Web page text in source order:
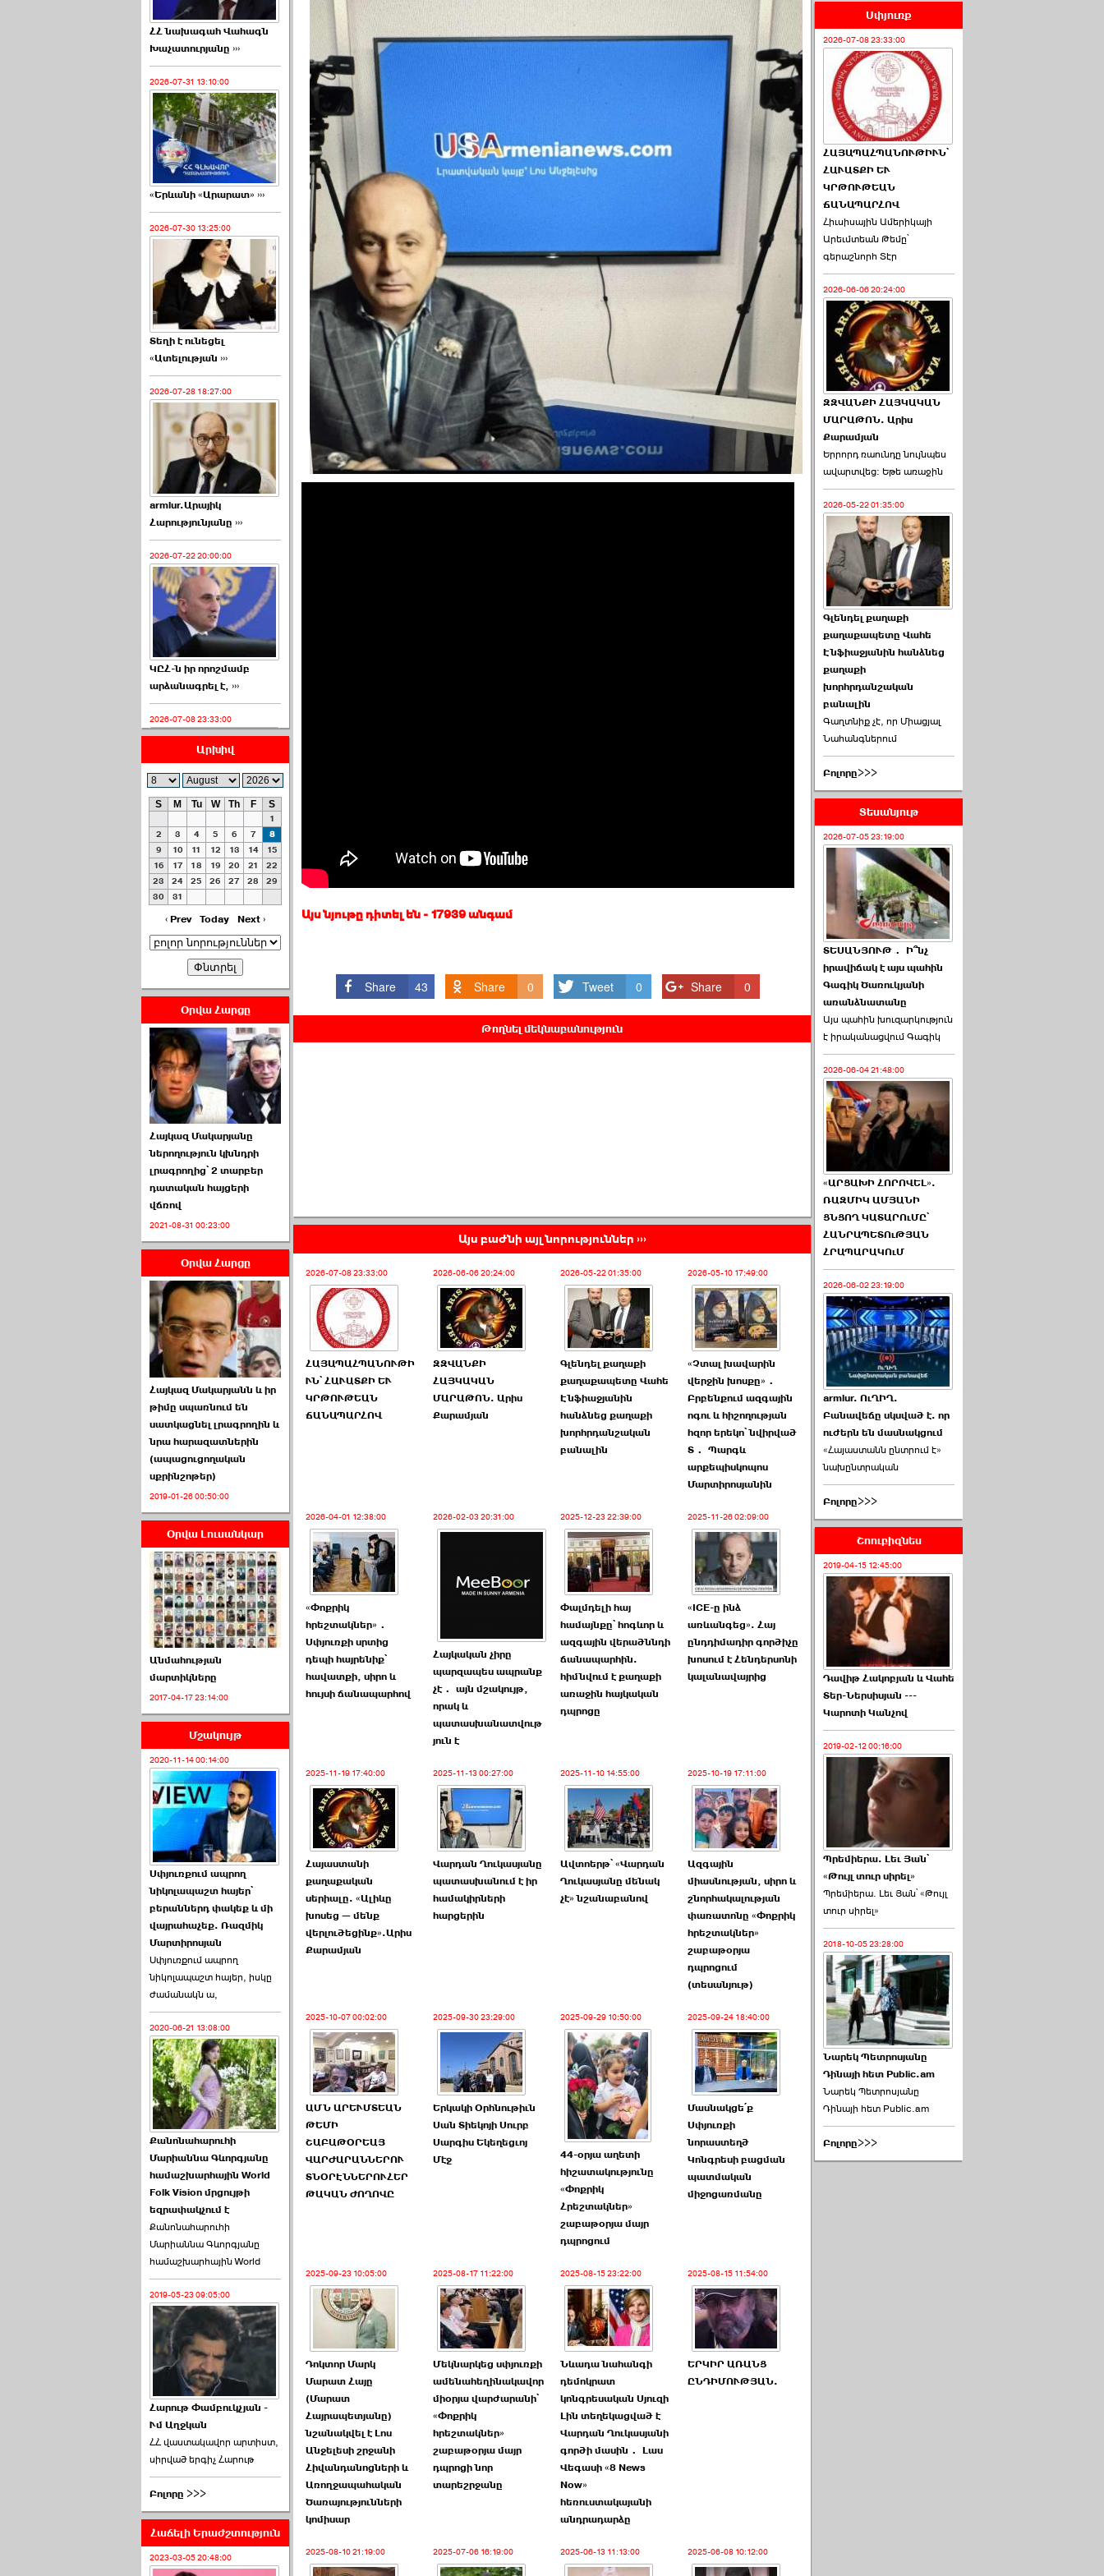
ՀՀ նախագահ Վահագն
Խաչատուրյանը ›››
2026-07-31 13:10:00
«Երևանի «Արարատ» ›››
2026-07-30 13:25:00
Տեղի է ունեցել
«Ատելության ›››
2026-07-28 18:27:00
armlur.Արայիկ
Հարությունյանը ›››
2026-07-22 20:00:00
ԿԸՀ-ն իր որոշմամբ
արձանագրել է, ›››
2026-07-08 23:33:00
ՀԱՅԱՊԱՀՊԱՆՈՒԹԻՒՆ՝
ՀԱՒԱՏՔԻ ԵՒ
ԿՐԹՈՒԹԵԱՆ
ՃԱՆԱՊԱՐՀՈՎ ›››
2026-07-06 06:50:00
Ամենաշատը էսօրվանից
էի վախենում.Նիկոլայ
Եղիազարյան ›››
2026-07-05 23:19:00
ՏԵՍԱՆՅՈՒԹ․ Ի՞նչ
իրավիճակ է այս ›››
2026-07-04 10:40:00
Սահմանադրական
դատարանը մերժեց ›››
2026-07-02 00:39:00
ՈՒՂԻՂ․ ԱԺ-ն
Կառավարության ›››
2026-07-01 00:52:00
ՍԴ-ն հուլիսի 1-ին
կհեռանա ›››
2026-07-01 00:08:00
Աննա Վարդապետյանն
ուղերձ է հղել ›››
2026-06-25 23:21:00
Պաշտոնակռիվը սկսված
է. «Հրապարակ» ›››
2026-06-25 17:13:00
ԱԺ նախագահի
թեկնածու է ընտրվել
Ռուբեն Ռուբինյանը ›››
2026-06-23 21:28:00
«Ժողովուրդ»-ը
հերթական ›››
2026-06-21 23:00:00
armlur.ՔՊ-ի ներսում
սպասում են ›››
Արխիվ
S M Tu W Th F S
1
2
3 4 5 6 7
8
9
10 11 12 13 14
15
16
17 18 19 20 21
22
23
24 25 26 27 28
29
30
31
‹ Prev Today Next ›
Օրվա Հարցը
Հայկազ Մակարյանը
ներողություն կխնդրի
լրագրողից՝ 2 տարբեր
դատական հայցերի
վճռով
2021-08-31 00:23:00
Օրվա Հարցը
Հայկազ Մակարյանն և իր
թիմը սպառնում են
սատկացնել լրագրողին և
նրա հարազատներին
(ապացուցողական
սքրինշոթեր)
2019-01-26 00:50:00
Օրվա Լուսանկար
Անմահության
մարտիկները
2017-04-17 23:14:00
Մշակույթ
2020-11-14 00:14:00
Սփյուռքում ապրող
նիկոլապաշտ հայեր՝
բերաններդ փակեք և մի
վայրահաչեք. Ռազմիկ
Մարտիրոսյան
Սփյուռքում ապրող
նիկոլապաշտ հայեր, իսկը
ժամանակն ա,
2020-06-21 13:08:00
Քանոնահարուհի
Մարիաննա Գևորգյանը
համաշխարհային World
Folk Vision մրցույթի
եզրափակչում է
Քանոնահարուհի
Մարիաննա Գևորգյանը
համաշխարհային World
2019-05-23 09:05:00
Հարութ Փամբուկչյան -
Ւմ Աղջկան
ՀՀ վաստակավոր արտիստ,
սիրված երգիչ Հարութ
Բոլորը >>>
Հաճելի Երաժշտություն
2023-03-05 20:48:00
Այս նյութը դիտել են - 17939 անգամ
Share 43 Share 0 Tweet 0 Share 0
Թողնել մեկնաբանություն
Այս բաժնի այլ նորություններ ›››
2026-07-08 23:33:00
ՀԱՅԱՊԱՀՊԱՆՈՒԹԻ
ՒՆ՝ ՀԱՒԱՏՔԻ ԵՒ
ԿՐԹՈՒԹԵԱՆ
ՃԱՆԱՊԱՐՀՈՎ
2026-06-06 20:24:00
ԶԶՎԱՆՔԻ
ՀԱՅԿԱԿԱՆ
ՄԱՐԱԹՈՆ. Արիս
Քարամյան
2026-05-22 01:35:00
Գլենդել քաղաքի
քաղաքապետը Վահե
Էնֆիաջյանին
հանձնեց քաղաքի
խորհրդանշական
բանալին
2026-05-10 17:49:00
«Չտալ խավարին
վերջին խոսքը»․
Բրբենքում ազգային
ոգու և հիշողության
հզոր երեկո՝ նվիրված
Տ․ Պարգև
արքեպիսկոպոս
Մարտիրոսյանին
2026-04-01 12:38:00
«Փոքրիկ
հրեշտակներ»․
Սփյուռքի սրտից
դեպի հայրենիք՝
հավատքի, սիրո և
հույսի ճանապարհով
2026-02-03 20:31:00
Հայկական չիրը
պարզապես ապրանք
չէ․ այն մշակույթ,
որակ և
պատասխանատվութ
յուն է
2025-12-23 22:39:00
Փալմդելի հայ
համայնքը՝ հոգևոր և
ազգային վերածննդի
ճանապարհին.
հիմնվում է քաղաքի
առաջին հայկական
դպրոցը
2025-11-26 02:09:00
«ICE-ը ինձ
առևանգեց». Հայ
ընդդիմադիր գործիչը
խոսում է Հենդերսոնի
կալանավայրից
2025-11-19 17:40:00
Հայաստանի
քաղաքական
սերիալը. «Ալիևը
խոսեց — մենք
վերլուծեցինք».Արիս
Քարամյան
2025-11-13 00:27:00
Վարդան Ղուկասյանը
պատասխանում է իր
համակիրների
հարցերին
2025-11-10 14:55:00
Ավտոերթ՝ «Վարդան
Ղուկասյանը մենակ
չէ» նշանաբանով
2025-10-19 17:11:00
Ազգային
միասնության, սիրո և
շնորհակալության
փառատոնը «Փոքրիկ
հրեշտակներ»
շաբաթօրյա
դպրոցում
(տեսանյութ)
2025-10-07 00:02:00
ԱՄՆ ԱՐԵՒՄՏԵԱՆ
ԹԵՄԻ
ՇԱԲԱԹՕՐԵԱՅ
ՎԱՐԺԱՐԱՆՆԵՐՈՒ
ՏՆՕՐԷՆՆԵՐՈՒՀԵՐ
ԹԱԿԱՆ ԺՈՂՈՎԸ
2025-09-30 23:29:00
Երկակի Օրհնութիւն
Սան Տիեկոյի Սուրբ
Սարգիս Եկեղեցւոյ
Մէջ
2025-09-29 10:50:00
44-օրյա աղետի
հիշատակությունը
«Փոքրիկ
Հրեշտակներ»
շաբաթօրյա մայր
դպրոցում
2025-09-24 18:40:00
Մասնակցե՛ք
Սփյուռքի
նորաստեղծ
Կոնգրեսի բացման
պատմական
միջոցառմանը
2025-09-23 10:05:00
Դոկտոր Մարկ
Մարատ Հայը
(Մարատ
Հայրապետյանը)
նշանակվել է Լոս
Անջելեսի շրջանի
Հիվանդանոցների և
Առողջապահական
Ծառայությունների
կոմիսար
2025-08-17 11:22:00
Մեկնարկեց սփյուռքի
ամենահեղինակավոր
միօրյա վարժարանի՝
«Փոքրիկ
հրեշտակներ»
շաբաթօրյա մայր
դպրոցի նոր
տարեշրջանը
2025-08-15 23:22:00
Նևադա նահանգի
դեմոկրատ
կոնգրեսական Սյուզի
Լին տեղեկացված է
Վարդան Ղուկասյանի
գործի մասին․ Լաս
Վեգասի «8 News
Now»
հեռուստակայանի
անդրադարձը
2025-08-15 11:54:00
ԵՐԿԻՐ ԱՌԱՆՑ
ԸՆԴԻՄՈՒԹՅԱՆ.
2025-08-10 21:19:00 2025-07-06 16:19:00 2025-06-13 11:13:00 2025-06-08 10:12:00
Սփյուռք
2026-07-08 23:33:00
ՀԱՅԱՊԱՀՊԱՆՈՒԹԻՒՆ՝
ՀԱՒԱՏՔԻ ԵՒ
ԿՐԹՈՒԹԵԱՆ
ՃԱՆԱՊԱՐՀՈՎ
Հիւսիսային Ամերիկայի
Արեւմտեան Թեմը՝
գերաշնորհ Տէր
2026-06-06 20:24:00
ԶԶՎԱՆՔԻ ՀԱՅԿԱԿԱՆ
ՄԱՐԱԹՈՆ. Արիս
Քարամյան
Երրորդ ռաունդը նույնպես
ավարտվեց։ Եթե առաջին
2026-05-22 01:35:00
Գլենդել քաղաքի
քաղաքապետը Վահե
Էնֆիաջյանին հանձնեց
քաղաքի
խորհրդանշական
բանալին
Գաղտնիք չէ, որ Միացյալ
Նահանգներում
Բոլորը>>>
Տեսանյութ
2026-07-05 23:19:00
ՏԵՍԱՆՅՈՒԹ․ Ի՞նչ
իրավիճակ է այս պահին
Գագիկ Ծառուկյանի
առանձնատանը
Այս պահին խուզարկություն
է իրականացվում Գագիկ
2026-06-04 21:48:00
«ԱՐՑԱԽԻ ՀՈՐՈՎԵԼ».
ՌԱԶՄԻԿ ԱՄՅԱՆԻ
ՑՆՑՈՂ ԿԱՏԱՐՈւՄԸ՝
ՀԱՆՐԱՊԵՏՈւԹՅԱՆ
ՀՐԱՊԱՐԱԿՈւՄ
2026-06-02 23:19:00
armlur. ՈւՂԻՂ.
Բանավեճը սկսված է. որ
ուժերն են մասնակցում
«Հայաստանն ընտրում է»
նախընտրական
Բոլորը>>>
Շոուբիզնես
2019-04-15 12:45:00
Դավիթ Հակոբյան և Վահե
Տեր-Ներսիսյան ---
Կարոտի Կանչով
2019-02-12 00:16:00
Պրեմիերա. Լեւ Յան՝
«Թույլ տուր սիրել»
Պրեմիերա. Լեւ Յան՝ «Թույլ
տուր սիրել»
2018-10-05 23:28:00
Նարեկ Պետրոսյանը
Դինայի հետ Public.am
Նարեկ Պետրոսյանը
Դինայի հետ Public.am
Բոլորը>>>